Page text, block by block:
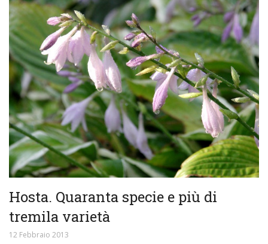
Hosta. Quaranta specie e più di
tremila varietà
12 Febbraio 2013